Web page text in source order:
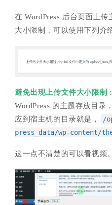
在 WordPress 后台页面上
大小限制，可以使用下列介
避免出现上传文件大小限制
WordPress 的主题存放目录，
应到宿主机的目录就是，
/
press_data/wp-content/
这一点不清楚的可以看视频。